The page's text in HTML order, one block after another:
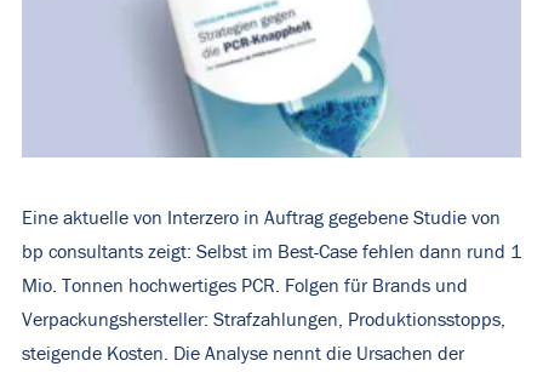
Eine aktuelle von Interzero in Auftrag gegebene Studie von
bp consultants zeigt: Selbst im Best-Case fehlen dann rund 1
Mio. Tonnen hochwertiges PCR. Folgen für Brands und
Verpackungshersteller: Strafzahlungen, Produktionsstopps,
steigende Kosten. Die Analyse nennt die Ursachen der